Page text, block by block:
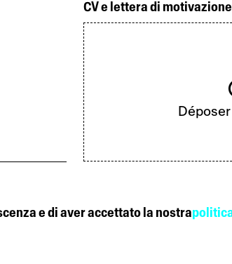
CV e lettera di motivazione
e di aver accettato la nostra